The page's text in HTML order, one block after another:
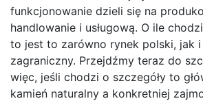
funkcjonowanie dzieli się na
handlowanie i usługową. O ile
to jest to zarówno rynek polski, jak
zagraniczny. Przejdźmy teraz do
więc, jeśli chodzi o szczegóły to
kamień naturalny a konkretniej